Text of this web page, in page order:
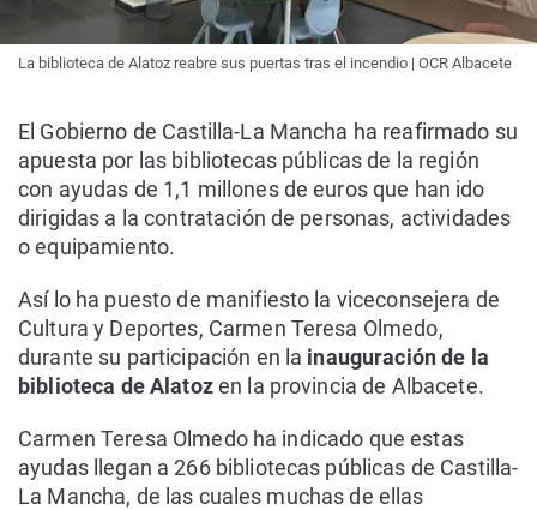
La biblioteca de Alatoz reabre sus puertas tras el incendio | OCR Albacete
El Gobierno de Castilla-La Mancha ha reafirmado su
apuesta por las bibliotecas públicas de la región
con ayudas de 1,1 millones de euros que han ido
dirigidas a la contratación de personas, actividades
o equipamiento.
Así lo ha puesto de manifiesto la viceconsejera de
Cultura y Deportes, Carmen Teresa Olmedo,
durante su participación en la inauguración de la
biblioteca de Alatozen la provincia de Albacete.
Carmen Teresa Olmedo ha indicado que estas
ayudas llegan a 266 bibliotecas públicas de Castilla-
La Mancha, de las cuales muchas de ellas